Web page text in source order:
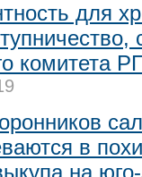
для
комитета
в
на